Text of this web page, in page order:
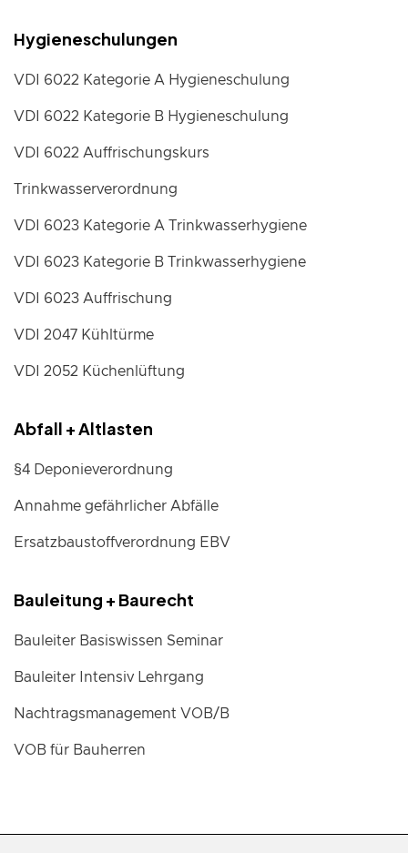
Hygieneschulungen
VDI 6022 Kategorie A Hygieneschulung
VDI 6022 Kategorie B Hygieneschulung
VDI 6022 Auffrischungskurs
Trinkwasserverordnung
VDI 6023 Kategorie A Trinkwasserhygiene
VDI 6023 Kategorie B Trinkwasserhygiene
VDI 6023 Auffrischung
VDI 2047 Kühltürme
VDI 2052 Küchenlüftung
Abfall + Altlasten
§4 Deponieverordnung
Annahme gefährlicher Abfälle
Ersatzbaustoffverordnung EBV
Bauleitung + Baurecht
Bauleiter Basiswissen Seminar
Bauleiter Intensiv Lehrgang
Nachtragsmanagement VOB/B
VOB für Bauherren